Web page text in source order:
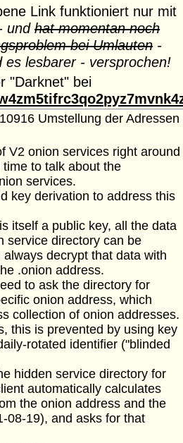
Link funktioniert nur mit
undhat momentan noch
bei Umlauten-
es lesbarer - versprochen!
"Darknet" bei
Umstellung der Adressen
V2 onion services right around
to talk about the
services.
key derivation to address this
itself a public key, all the data
service directory can be
decrypt that data with
.onion address.
to ask the directory for
onion address, which
collection of onion addresses.
this is prevented by using key
rotated identifier ("blinded
hidden service directory for
automatically calculates
the onion address and the
08-19), and asks for that